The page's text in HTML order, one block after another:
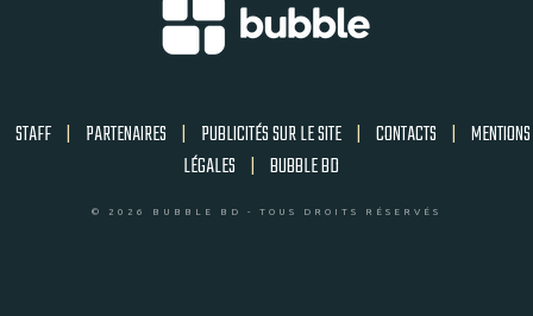
STAFF | PARTENAIRES | PUBLICITÉS SUR LE SITE | CONTACTS | MENTIONS
LÉGALES | BUBBLE BD
© 2026 BUBBLE BD - TOUS DROITS RÉSERVÉS